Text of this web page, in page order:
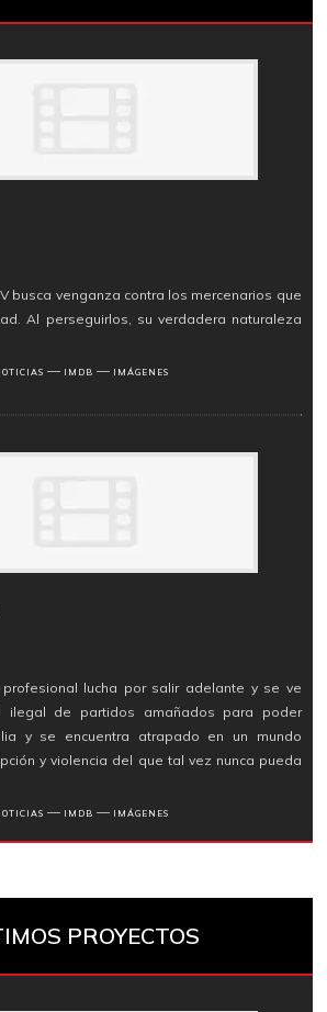
busca venganza contra los mercenarios que
Al perseguirlos, su verdadera naturaleza
― IMDB ― IMÁGENES
lucha por salir adelante y se ve
ilegal de partidos amañados para poder
y se encuentra atrapado en un mundo
y violencia del que tal vez nunca pueda
― IMDB ― IMÁGENES
PROYECTOS